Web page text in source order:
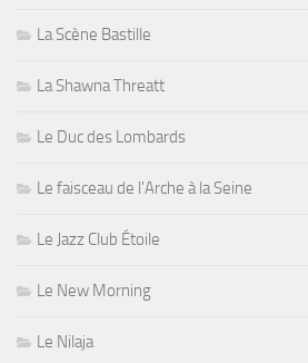
La Scène Bastille
La Shawna Threatt
Le Duc des Lombards
Le faisceau de l'Arche à la Seine
Le Jazz Club Étoile
Le New Morning
Le Nilaja